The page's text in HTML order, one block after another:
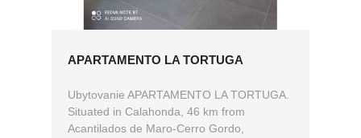
APARTAMENTO LA TORTUGA
Ubytovanie APARTAMENTO LA TORTUGA.
Situated in Calahonda, 46 km from
Acantilados de Maro-Cerro Gordo,